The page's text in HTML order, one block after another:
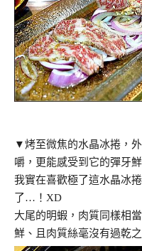
▼烤至微焦的水晶冰捲，
嚼，更能感受到它的彈牙
我實在喜歡極了這水晶冰
了…！XD
大尾的明蝦，肉質同樣相
鮮、且肉質絲毫沒有過乾